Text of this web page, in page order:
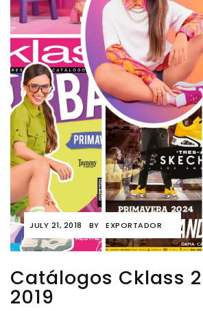
JULY 21, 2018 BY EXPORTADOR
Catálogos Cklass
2019